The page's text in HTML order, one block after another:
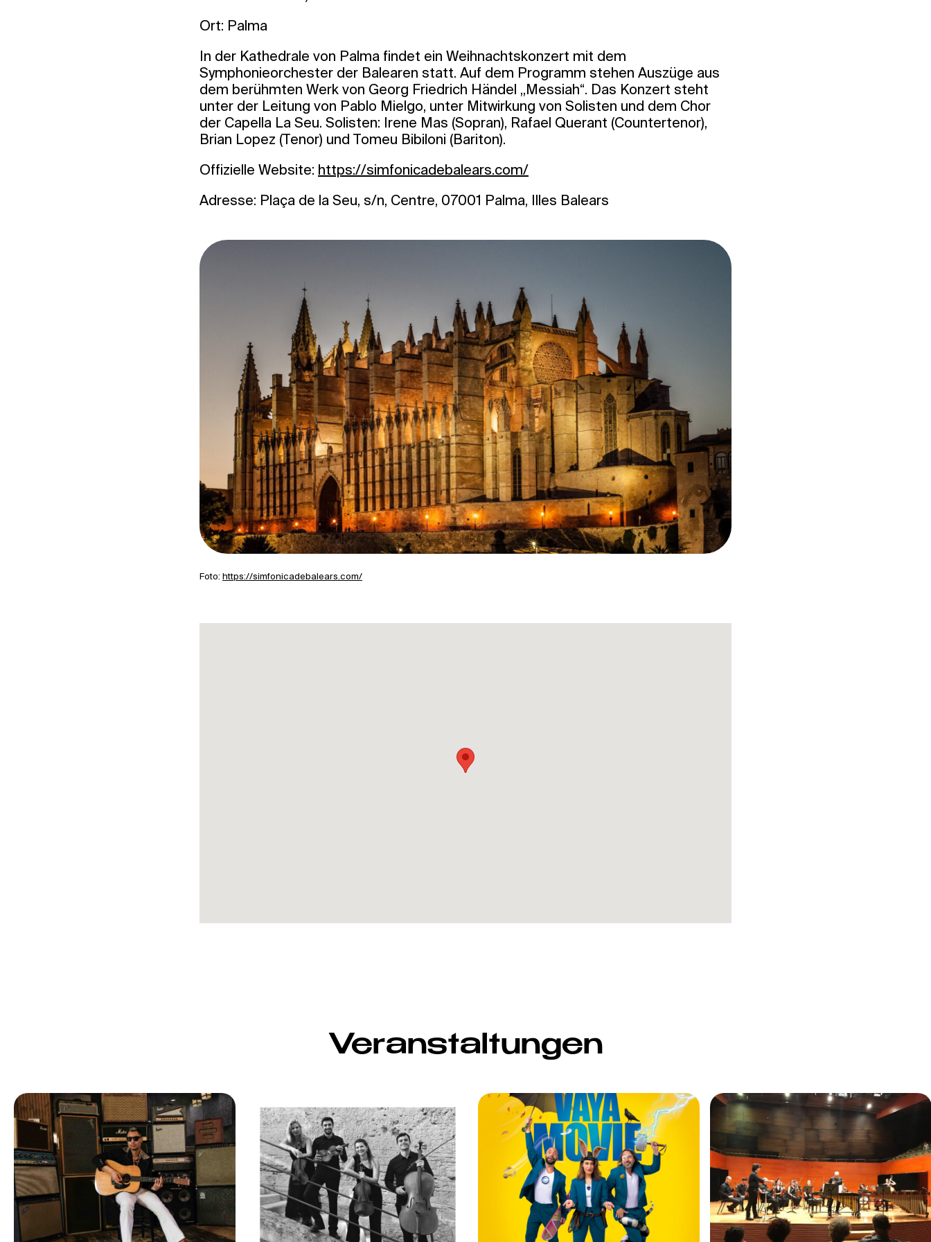
Ort: Palma
In der Kathedrale von Palma findet ein Weihnachtskonzert mit dem
Symphonieorchester der Balearen statt. Auf dem Programm stehen Auszüge aus
dem berühmten Werk von Georg Friedrich Händel „Messiah“. Das Konzert steht
unter der Leitung von Pablo Mielgo, unter Mitwirkung von Solisten und dem Chor
der Capella La Seu. Solisten: Irene Mas (Sopran), Rafael Querant (Countertenor),
Brian Lopez (Tenor) und Tomeu Bibiloni (Bariton).
Offizielle Website: https://simfonicadebalears.com/
Adresse: Plaça de la Seu, s/n, Centre, 07001 Palma, Illes Balears
Foto: https://simfonicadebalears.com/
Veranstaltungen